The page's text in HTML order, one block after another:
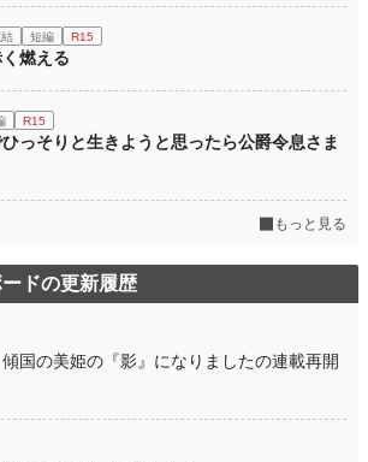
12:02
19:11
位)
位)
位)
短編 R15
く燃える
R15
っそりと生きようと思ったら公爵令息さま
もっと見る
ドの更新履歴
国の美姫の『影』になりましたの連載再開